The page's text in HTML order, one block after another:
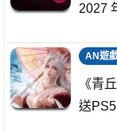
2027
AN遊
《青
送